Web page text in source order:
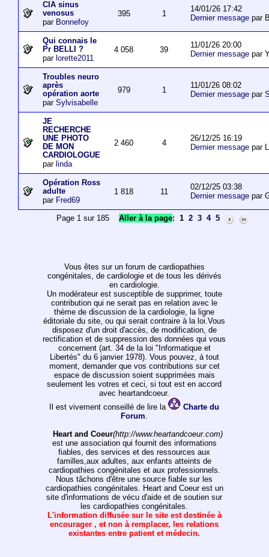
CIA sinus
venosus
par Bonnefoy
395 1
14/01/26 17:42
Dernier messagepar
Qui connais le
Pr BELLI ?
par lorette2011
4 058 39
11/01/26 20:00
Dernier messagepar
Troubles neuro
après
opération aorte
par Sylvisabelle
979 1
11/01/26 08:02
Dernier messagepar
JE
RECHERCHE
UNE PHOTO
DE MON
CARDIOLOGUE
par linda
2 460 4
26/12/25 16:19
Dernier messagepar
Opération Ross
adulte
par Fred69
1 818 11
02/12/25 03:38
Dernier messagepar
Page 1 sur 185Aller à la page: 1 2 3 4 5
Vous êtes sur un forum de cardiopathies
congénitales, de cardiologie et de tous les dérivés
en cardiologie.
Un modérateur est susceptible de supprimer, toute
contribution qui ne serait pas en relation avec le
thème de discussion de la cardiologie, la ligne
éditoriale du site, ou qui serait contraire à la loi.Vous
disposez d'un droit d'accès, de modification, de
rectification et de suppression des données qui vous
concernent (art. 34 de la loi "Informatique et
Libertés" du 6 janvier 1978). Vous pouvez, á tout
moment, demander que vos contributions sur cet
espace de discussion soient supprimées mais
seulement les votres et ceci, si tout est en accord
avec heartandcoeur.
Il est vivement conseillé de lire la
Charte du
Forum.
Heart and Coeur(http://www.heartandcoeur.com)
est une association qui fournit des informations
fiables, des services et des ressources aux
familles,aux adultes, aux enfants atteints de
cardiopathies congénitales et aux professionnels.
Nous tâchons d'être une source fiable sur les
cardiopathies congénitales. Heart and Coeur est un
site d'informations de vécu d'aide et de soutien sur
les cardiopathies congénitales.
L'information diffusée sur le site est destinée à
encourager , et non à remplacer, les relations
existantes entre patient et médecin.